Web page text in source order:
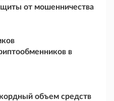
от мошенничества
в
объем средств